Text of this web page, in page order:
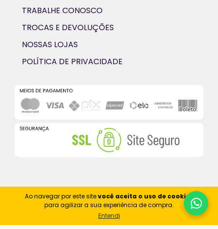
Ao navegar por este sitevocê aceita o uso de cookies
para agilizar a sua experiência de compra.
Entendi
TRABALHE CONOSCO
TROCAS E DEVOLUÇÕES
NOSSAS LOJAS
POLÍTICA DE PRIVACIDADE